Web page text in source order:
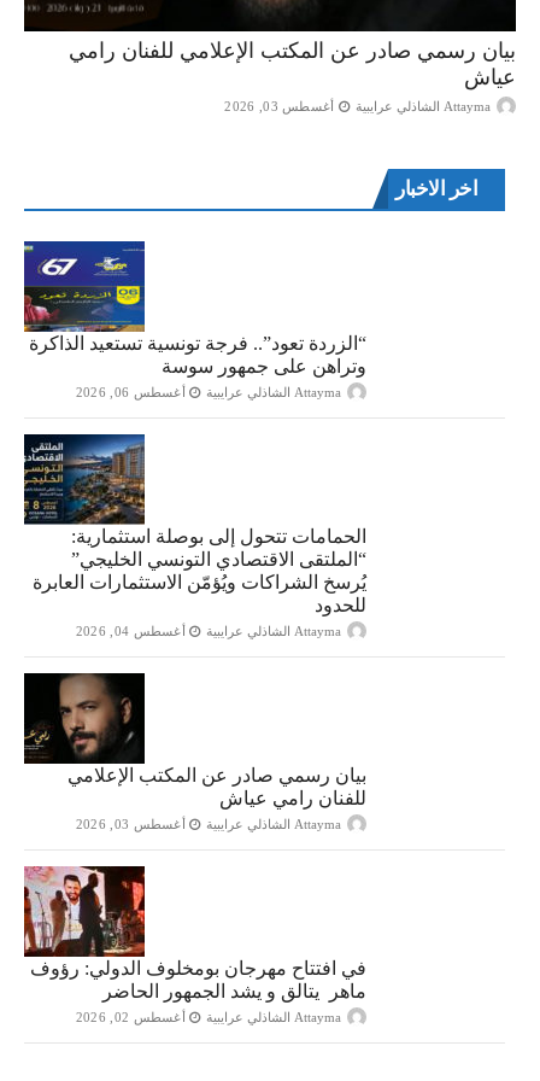
بيان رسمي صادر عن المكتب الإعلامي للفنان رامي
عياش
Attayma الشاذلي عرايبية أغسطس 03, 2026
اخر الاخبار
“الزردة تعود”.. فرجة تونسية تستعيد الذاكرة
وتراهن على جمهور سوسة
Attayma الشاذلي عرايبية أغسطس 06, 2026
الحمامات تتحول إلى بوصلة استثمارية:
“الملتقى الاقتصادي التونسي الخليجي”
يُرسخ الشراكات ويُؤمّن الاستثمارات العابرة
للحدود
Attayma الشاذلي عرايبية أغسطس 04, 2026
بيان رسمي صادر عن المكتب الإعلامي
للفنان رامي عياش
Attayma الشاذلي عرايبية أغسطس 03, 2026
في افتتاح مهرجان بومخلوف الدولي: رؤوف
ماهر يتالق و يشد الجمهور الحاضر
Attayma الشاذلي عرايبية أغسطس 02, 2026